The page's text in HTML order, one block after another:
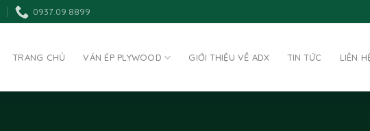
0937.09.8899
TRANG CHỦ VÁN ÉP PLYWOOD GIỚI THIỆU VỀ ADX TIN TỨC LIÊN